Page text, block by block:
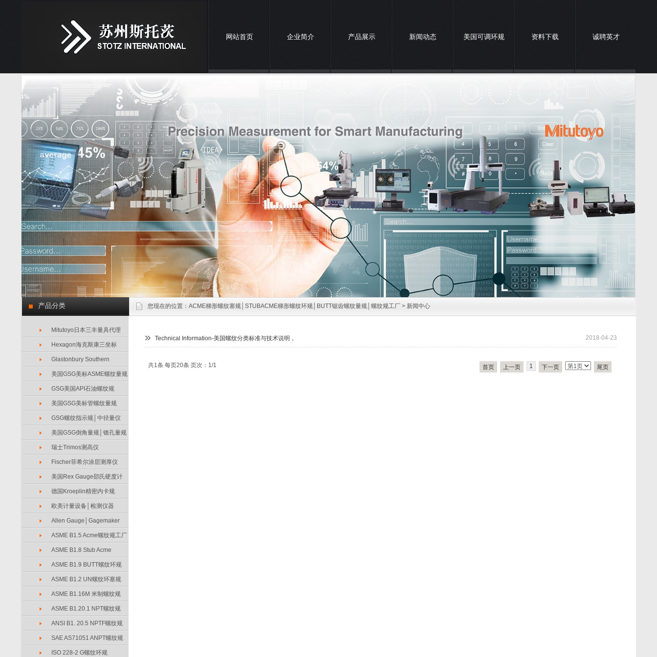
网站首页 企业简介 产品展示 新闻动态 美国可调环规 资料下载 诚聘英才
您现在的位置： ACME梯形螺纹塞规│STUBACME梯形螺纹环规│BUTT锯齿螺纹量规│螺纹规工厂 > 新闻中心
产品分类
Mitutoyo日本三丰量具代理
Hexagon海克斯康三坐标
Glastonbury Southern
美国GSG美标ASME螺纹量规
GSG美国API石油螺纹规
美国GSG美标管螺纹量规
GSG螺纹指示规│中径量仪
美国GSG倒角量规│锪孔量规
瑞士Trimos测高仪
Fischer菲希尔涂层测厚仪
美国Rex Gauge邵氏硬度计
德国Kroeplin精密内卡规
欧美计量设备│检测仪器
Allen Gauge│Gagemaker
ASME B1.5 Acme螺纹规工厂
ASME B1.8 Stub Acme
ASME B1.9 BUTT螺纹环规
ASME B1.2 UN螺纹环塞规
ASME B1.16M 米制螺纹规
ASME B1.20.1 NPT螺纹规
ANSI B1. 20.5 NPTF螺纹规
SAE AS71051 ANPT螺纹规
ISO 228-2 G螺纹环规
Technical Information-美国螺纹分类标准与技术说明， 2018-04-23
共1条 每页20条 页次：1/1 首页 上一页 1 下一页 尾页